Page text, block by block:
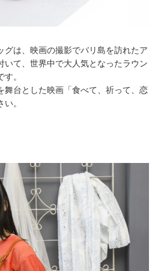
グは、映画の撮影でバリ島を訪れたア
いて、世界中で大人気となったラウン
。
舞台とした映画「食べて、祈って、恋
。